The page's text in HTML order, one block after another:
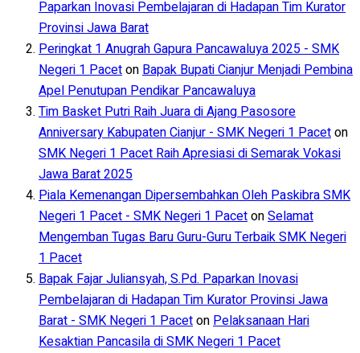
Paparkan Inovasi Pembelajaran di Hadapan Tim Kurator
Provinsi Jawa Barat
Peringkat 1 Anugrah Gapura Pancawaluya 2025 - SMK
Negeri 1 PacetonBapak Bupati Cianjur Menjadi Pembina
Apel Penutupan Pendikar Pancawaluya
Tim Basket Putri Raih Juara di Ajang Pasosore
Anniversary Kabupaten Cianjur - SMK Negeri 1 Paceton
SMK Negeri 1 Pacet Raih Apresiasi di Semarak Vokasi
Jawa Barat 2025
Piala Kemenangan Dipersembahkan Oleh Paskibra SMK
Negeri 1 Pacet - SMK Negeri 1 PacetonSelamat
Mengemban Tugas Baru Guru-Guru Terbaik SMK Negeri
1 Pacet
Bapak Fajar Juliansyah, S.Pd. Paparkan Inovasi
Pembelajaran di Hadapan Tim Kurator Provinsi Jawa
Barat - SMK Negeri 1 PacetonPelaksanaan Hari
Kesaktian Pancasila di SMK Negeri 1 Pacet